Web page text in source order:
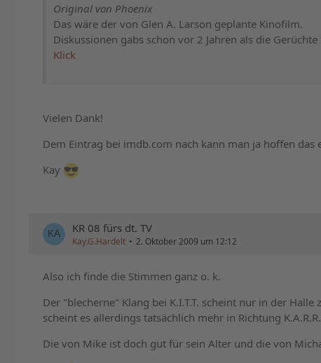
Original von Phoenix
Das wäre der von Glen A. Larson geplante Kinofilm.
Diskussionen gabs schon vor 2 Jahren als die
Klick
Vielen Dank!
Dem Eintrag bei imdb.com nach kann man ja hoffen
Kay
KR 08 fürs dt. TV
Kay.G.Hardelt 2. Oktober 2009 um 12:12
Also ich finde die Stimmen ganz o. k.
Der "blecherne" Klang bei K.I.T.T. scheint nur in der
scheint es allerdings tatsächlich mehr in Richtung
Die von Mike ist doch gut für sein Alter und die von